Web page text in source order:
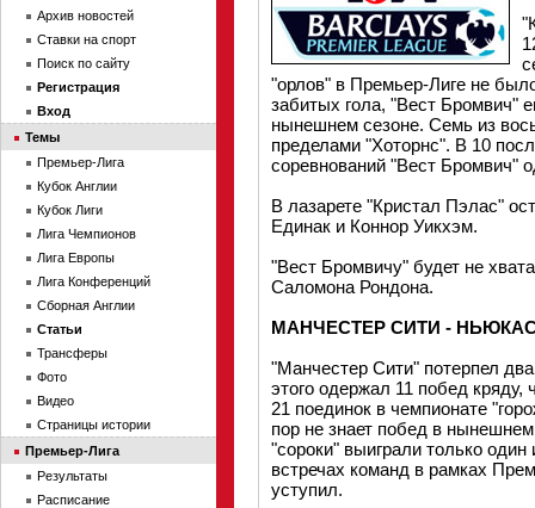
"орлов" в Премьер-Лиге не
забитых гола, "Вест Бромвич"
нынешнем сезоне. Семь из
пределами "Хоторнс". В 10
соревнований "Вест Бромвич"
В лазарете "Кристал Пэлас"
Единак и Коннор Уикхэм.
"Вест Бромвичу" будет не
Саломона Рондона.
МАНЧЕСТЕР СИТИ -
"Манчестер Сити" потерпел
этого одержал 11 побед
21 поединок в чемпионате
пор не знает побед в
"сороки" выиграли только
встречах команд в рамках
уступил.
Архив новостей
Ставки на спорт
Поиск по сайту
Регистрация
Вход
Темы
Премьер-Лига
Кубок Англии
Кубок Лиги
Лига Чемпионов
Лига Европы
Лига Конференций
Сборная Англии
Статьи
Трансферы
Фото
Видео
Страницы истории
Премьер-Лига
Результаты
Расписание